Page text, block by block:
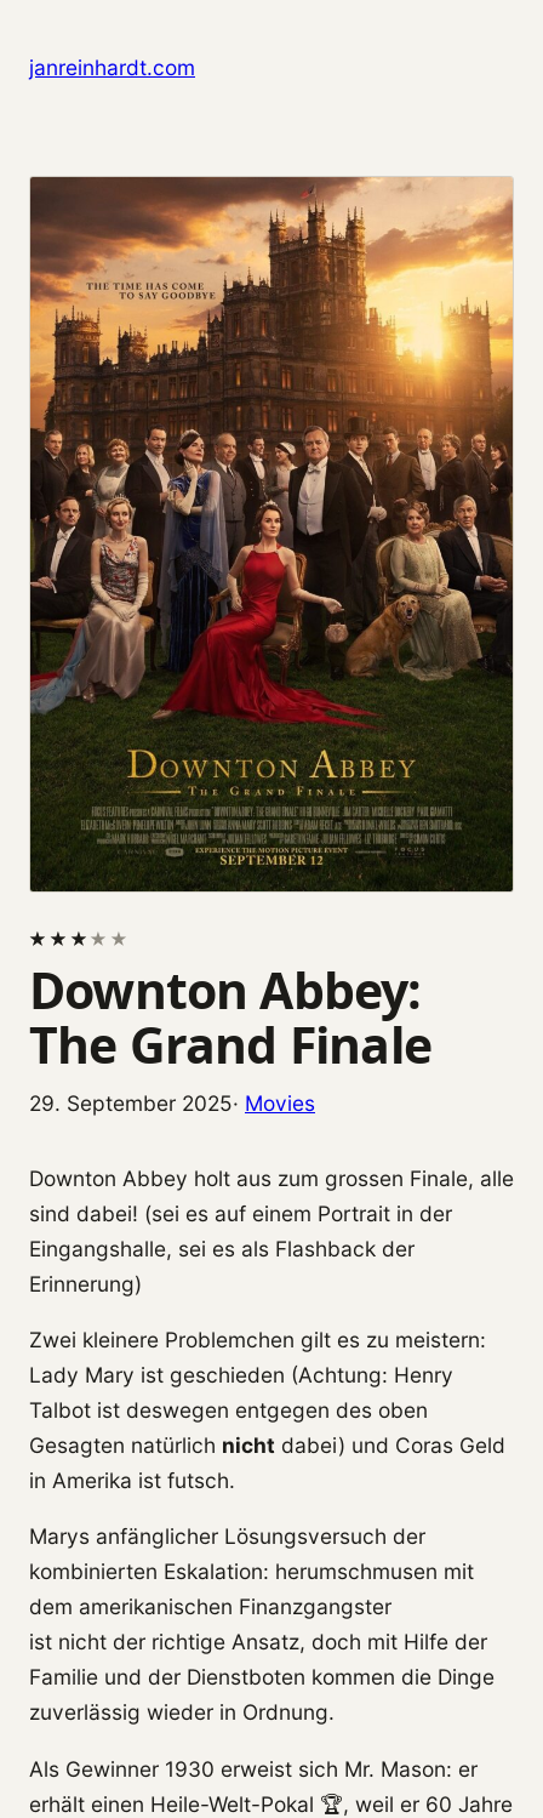
janreinhardt.com
★
★★
★★
★★
★★
★
Downton Abbey:
The Grand Finale
29. September 2025· Movies
Downton Abbey holt aus zum grossen Finale, alle
sind dabei! (sei es auf einem Portrait in der
Eingangshalle, sei es als Flashback der
Erinnerung)
Zwei kleinere Problemchen gilt es zu meistern:
Lady Mary ist geschieden (Achtung: Henry
Talbot ist deswegen entgegen des oben
Gesagten natürlich nicht dabei) und Coras Geld
in Amerika ist futsch.
Marys anfänglicher Lösungsversuch der
kombinierten Eskalation: herumschmusen mit
dem amerikanischen Finanzgangster
ist nicht der richtige Ansatz, doch mit Hilfe der
Familie und der Dienstboten kommen die Dinge
zuverlässig wieder in Ordnung.
Als Gewinner 1930 erweist sich Mr. Mason: er
erhält einen Heile-Welt-Pokal 🏆, weil er 60 Jahre